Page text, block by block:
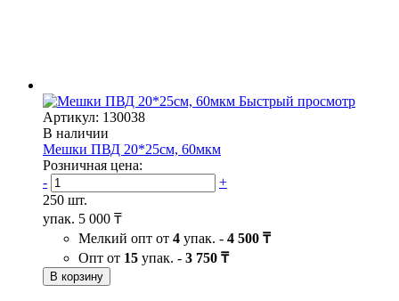
Быстрый просмотр
Артикул: 130038
В наличии
Мешки ПВД 20*25см, 60мкм
Розничная цена:
-
+
250 шт.
упак. 5 000 ₸
Мелкий опт от 4 упак. - 4 500 ₸
Опт от 15 упак. - 3 750 ₸
В корзину